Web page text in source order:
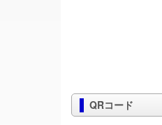
QRコード